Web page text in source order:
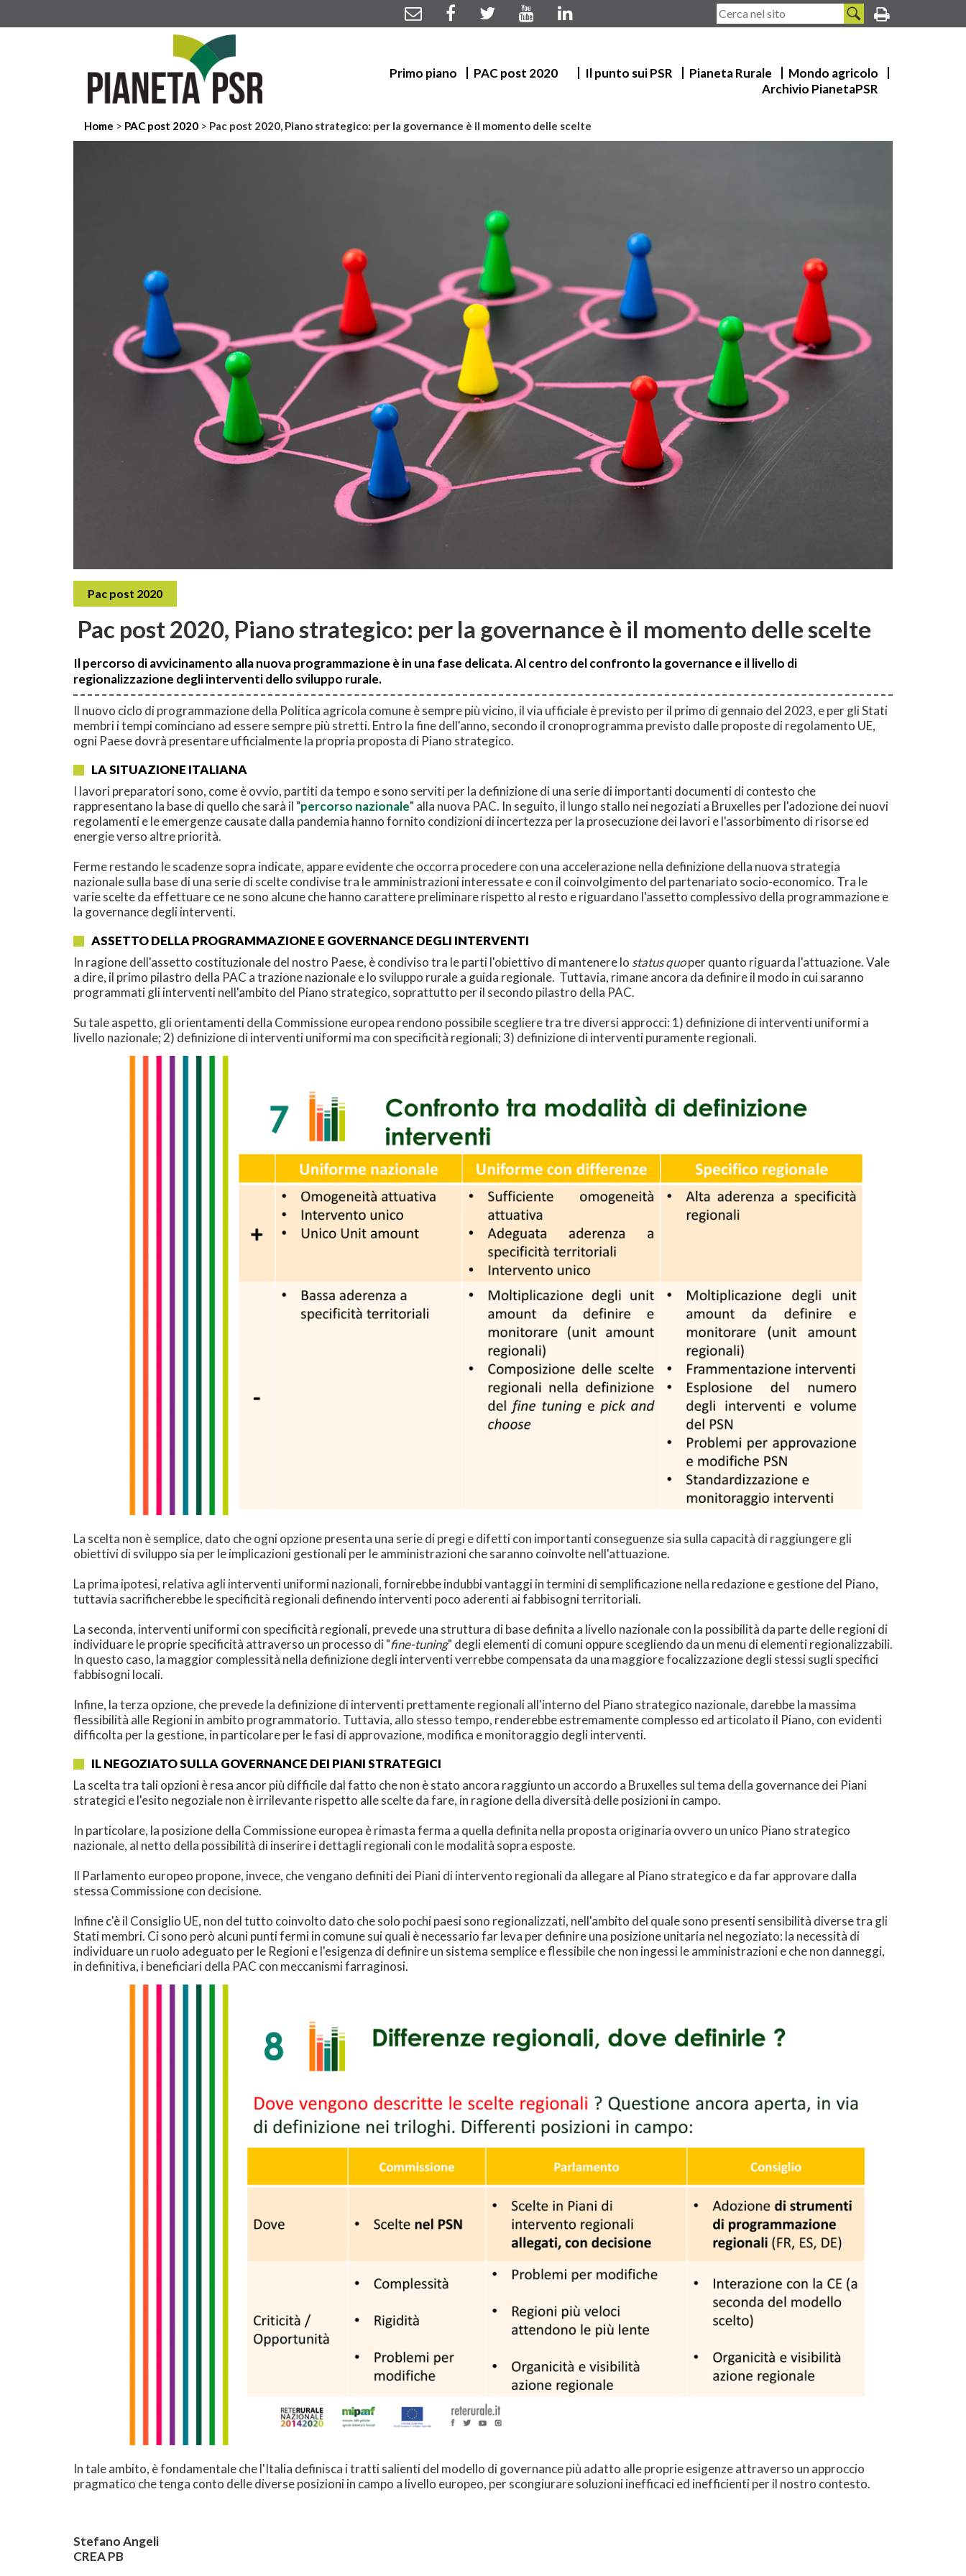
Primo piano PAC post 2020 Il punto sui PSR Pianeta Rurale
Mondo agricolo
Archivio PianetaPSR
Home > PAC post 2020 > Pac post 2020, Piano strategico: per la governance è il momento delle scelte
Pac post 2020
Pac post 2020, Piano strategico: per la governance è il momento delle scelte
Il percorso di avvicinamento alla nuova programmazione è in una fase delicata. Al centro del confronto la governance e il livello di
regionalizzazione degli interventi dello sviluppo rurale.
Il nuovo ciclo di programmazione della Politica agricola comune è sempre più vicino, il via ufficiale è previsto per il primo di gennaio del 2023, e per gli Stati
membri i tempi cominciano ad essere sempre più stretti. Entro la fine dell'anno, secondo il cronoprogramma previsto dalle proposte di regolamento UE,
ogni Paese dovrà presentare ufficialmente la propria proposta di Piano strategico.
LA SITUAZIONE ITALIANA
I lavori preparatori sono, come è ovvio, partiti da tempo e sono serviti per la definizione di una serie di importanti documenti di contesto che
rappresentano la base di quello che sarà il "percorso nazionale" alla nuova PAC. In seguito, il lungo stallo nei negoziati a Bruxelles per l'adozione dei nuovi
regolamenti e le emergenze causate dalla pandemia hanno fornito condizioni di incertezza per la prosecuzione dei lavori e l'assorbimento di risorse ed
energie verso altre priorità.
Ferme restando le scadenze sopra indicate, appare evidente che occorra procedere con una accelerazione nella definizione della nuova strategia
nazionale sulla base di una serie di scelte condivise tra le amministrazioni interessate e con il coinvolgimento del partenariato socio-economico. Tra le
varie scelte da effettuare ce ne sono alcune che hanno carattere preliminare rispetto al resto e riguardano l'assetto complessivo della programmazione e
la governance degli interventi.
ASSETTO DELLA PROGRAMMAZIONE E GOVERNANCE DEGLI INTERVENTI
In ragione dell'assetto costituzionale del nostro Paese, è condiviso tra le parti l'obiettivo di mantenere lo status quoper quanto riguarda l'attuazione. Vale
a dire, il primo pilastro della PAC a trazione nazionale e lo sviluppo rurale a guida regionale. Tuttavia, rimane ancora da definire il modo in cui saranno
programmati gli interventi nell'ambito del Piano strategico, soprattutto per il secondo pilastro della PAC.
Su tale aspetto, gli orientamenti della Commissione europea rendono possibile scegliere tra tre diversi approcci: 1) definizione di interventi uniformi a
livello nazionale; 2) definizione di interventi uniformi ma con specificità regionali; 3) definizione di interventi puramente regionali.
La scelta non è semplice, dato che ogni opzione presenta una serie di pregi e difetti con importanti conseguenze sia sulla capacità di raggiungere gli
obiettivi di sviluppo sia per le implicazioni gestionali per le amministrazioni che saranno coinvolte nell'attuazione.
La prima ipotesi, relativa agli interventi uniformi nazionali, fornirebbe indubbi vantaggi in termini di semplificazione nella redazione e gestione del Piano,
tuttavia sacrificherebbe le specificità regionali definendo interventi poco aderenti ai fabbisogni territoriali.
La seconda, interventi uniformi con specificità regionali, prevede una struttura di base definita a livello nazionale con la possibilità da parte delle regioni di
individuare le proprie specificità attraverso un processo di "fine-tuning" degli elementi di comuni oppure scegliendo da un menu di elementi regionalizzabili.
In questo caso, la maggior complessità nella definizione degli interventi verrebbe compensata da una maggiore focalizzazione degli stessi sugli specifici
fabbisogni locali.
Infine, la terza opzione, che prevede la definizione di interventi prettamente regionali all'interno del Piano strategico nazionale, darebbe la massima
flessibilità alle Regioni in ambito programmatorio. Tuttavia, allo stesso tempo, renderebbe estremamente complesso ed articolato il Piano, con evidenti
difficolta per la gestione, in particolare per le fasi di approvazione, modifica e monitoraggio degli interventi.
IL NEGOZIATO SULLA GOVERNANCE DEI PIANI STRATEGICI
La scelta tra tali opzioni è resa ancor più difficile dal fatto che non è stato ancora raggiunto un accordo a Bruxelles sul tema della governance dei Piani
strategici e l'esito negoziale non è irrilevante rispetto alle scelte da fare, in ragione della diversità delle posizioni in campo.
In particolare, la posizione della Commissione europea è rimasta ferma a quella definita nella proposta originaria ovvero un unico Piano strategico
nazionale, al netto della possibilità di inserire i dettagli regionali con le modalità sopra esposte.
Il Parlamento europeo propone, invece, che vengano definiti dei Piani di intervento regionali da allegare al Piano strategico e da far approvare dalla
stessa Commissione con decisione.
Infine c'è il Consiglio UE, non del tutto coinvolto dato che solo pochi paesi sono regionalizzati, nell'ambito del quale sono presenti sensibilità diverse tra gli
Stati membri. Ci sono però alcuni punti fermi in comune sui quali è necessario far leva per definire una posizione unitaria nel negoziato: la necessità di
individuare un ruolo adeguato per le Regioni e l'esigenza di definire un sistema semplice e flessibile che non ingessi le amministrazioni e che non danneggi,
in definitiva, i beneficiari della PAC con meccanismi farraginosi.
In tale ambito, è fondamentale che l'Italia definisca i tratti salienti del modello di governance più adatto alle proprie esigenze attraverso un approccio
pragmatico che tenga conto delle diverse posizioni in campo a livello europeo, per scongiurare soluzioni inefficaci ed inefficienti per il nostro contesto.
Stefano Angeli
CREA PB